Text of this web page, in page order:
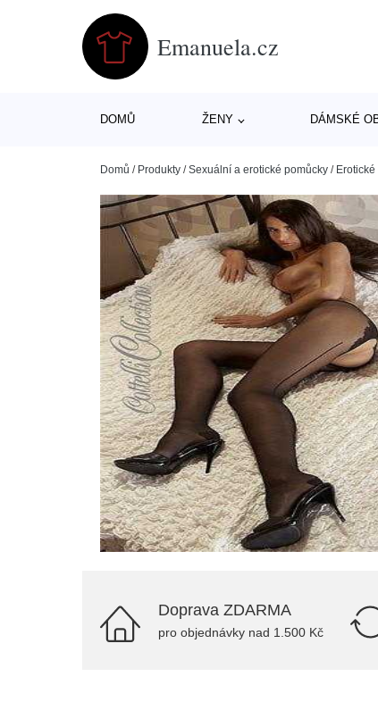
Emanuela.cz
DOMŮ ŽENY DÁMSKÉ
Domů / Produkty /Sexuální a erotické pomůcky /
Doprava ZDARMA
pro objednávky nad 1.500 Kč